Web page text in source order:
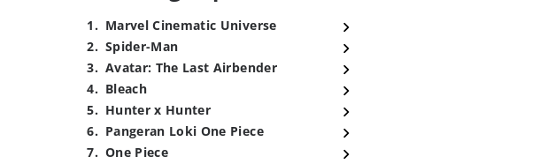
1. Marvel Cinematic Universe
2. Spider-Man
3. Avatar: The Last Airbender
4. Bleach
5. Hunter x Hunter
6. Pangeran Loki One Piece
7. One Piece